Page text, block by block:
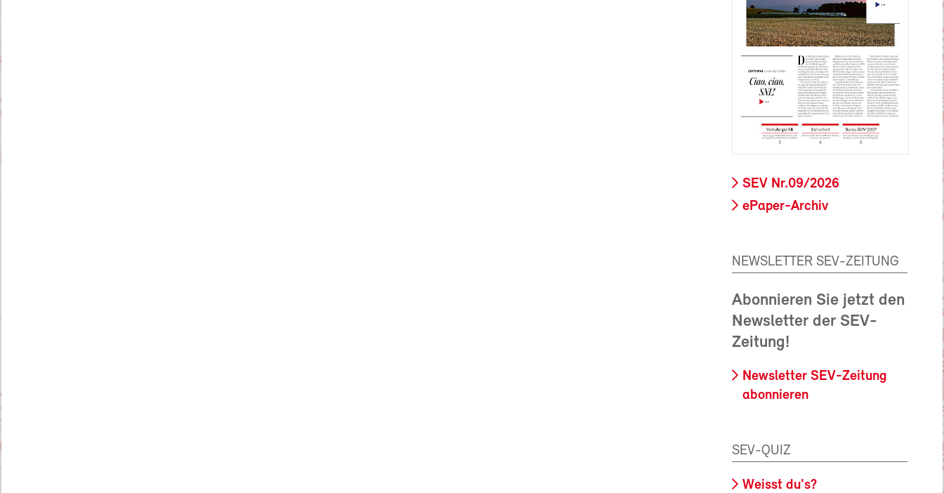
SEV Nr.09/2026
ePaper-Archiv
NEWSLETTER SEV-ZEITUNG
Abonnieren Sie jetzt den
Newsletter der SEV-
Zeitung!
Newsletter SEV-Zeitung
abonnieren
SEV-QUIZ
Weisst du's?